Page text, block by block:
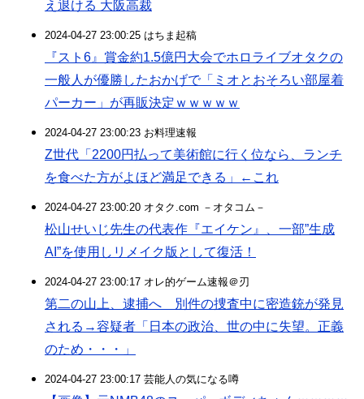
え退ける 大阪高裁
2024-04-27 23:00:25 はちま起稿
『スト6』賞金約1.5億円大会でホロライブオタクの
一般人が優勝したおかげで「ミオとおそろい部屋着
パーカー」が再販決定ｗｗｗｗｗ
2024-04-27 23:00:23 お料理速報
Z世代「2200円払って美術館に行く位なら、ランチ
を食べた方がよほど満足できる」←これ
2024-04-27 23:00:20 オタク.com －オタコム－
松山せいじ先生の代表作『エイケン』、一部”生成
AI”を使用しリメイク版として復活！
2024-04-27 23:00:17 オレ的ゲーム速報＠刃
第二の山上、逮捕へ 別件の捜査中に密造銃が発見
される→容疑者「日本の政治、世の中に失望。正義
のため・・・」
2024-04-27 23:00:17 芸能人の気になる噂